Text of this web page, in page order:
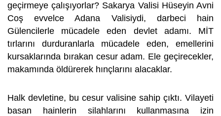
geçirmeye çalışıyorlar? Sakarya Valisi Hüseyin Avni
Coş evvelce Adana Valisiydi, darbeci hain
Gülencilerle mücadele eden devlet adamı. MİT
tırlarını durduranlarla mücadele eden, emellerini
kursaklarında bırakan cesur adam. Ele geçirecekler,
makamında öldürerek hınçlarını alacaklar.
Halk devletine, bu cesur valisine sahip çıktı. Vilayeti
basan hainlerin silahlarını kullanmasına izin